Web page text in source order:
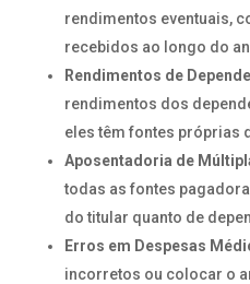
rendimentos eventuais,
recebidos ao longo do
Rendimentos de
rendimentos dos
eles têm fontes próprias
Aposentadoria de
todas as fontes
do titular quanto de
Erros em Despesas
incorretos ou colocar o